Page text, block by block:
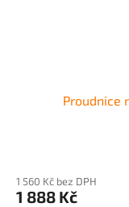
Proudnice
1 560 Kč bez DPH
1 888 Kč